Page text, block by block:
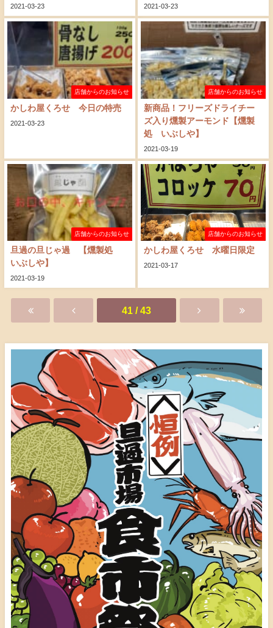
2021-03-23 2021-03-23
店舗からのお知らせ
かしわ屋くろせ 今日の特売
2021-03-23
店舗からのお知らせ
新商品！フリーズドライチー
ズ入り燻製アーモンド【燻製
処 いぶしや】
2021-03-19
店舗からのお知らせ
旦過の旦じゃ過 【燻製処
いぶしや】
2021-03-19
店舗からのお知らせ
かしわ屋くろせ 水曜日限定
2021-03-17
41 / 43